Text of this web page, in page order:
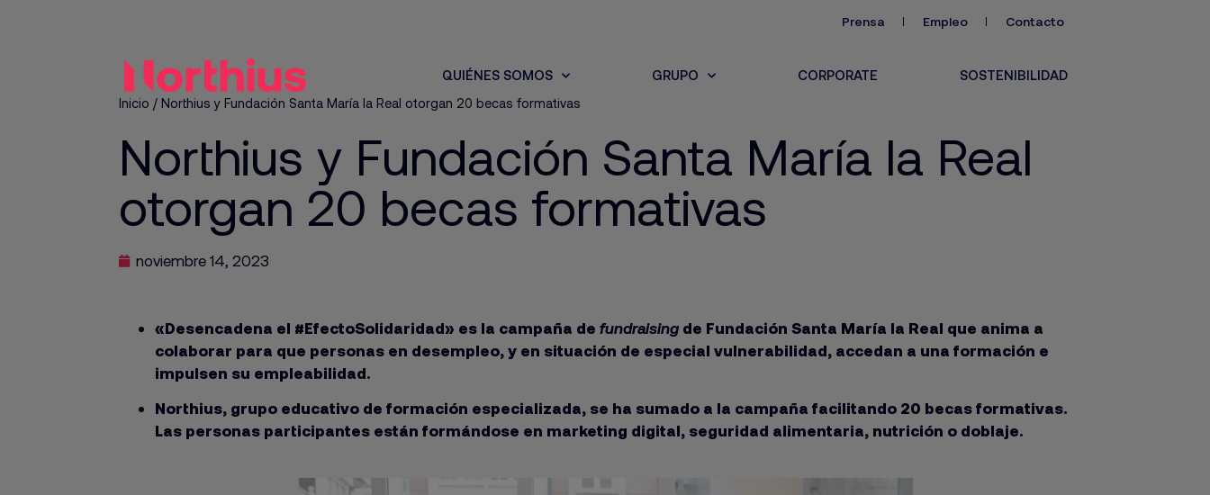
Prensa Empleo Contacto
QUIÉNES SOMOS GRUPO CORPORATE SOSTENIBILIDAD
Inicio / Northius y Fundación Santa María la Real otorgan 20 becas formativas
Northius y Fundación Santa María la Real
otorgan 20 becas formativas
noviembre 14, 2023
«Desencadena el #EfectoSolidaridad» es la campaña de fundraising de Fundación Santa María la Real que anima a
colaborar para que personas en desempleo, y en situación de especial vulnerabilidad, accedan a una formación e
impulsen su empleabilidad.
Northius, grupo educativo de formación especializada, se ha sumado a la campaña facilitando 20 becas formativas.
Las personas participantes están formándose en marketing digital, seguridad alimentaria, nutrición o doblaje.